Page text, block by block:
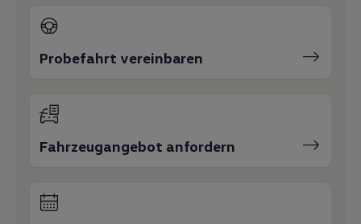
Familie
Probefahrt vereinbaren
Fahrzeugangebot anfordern